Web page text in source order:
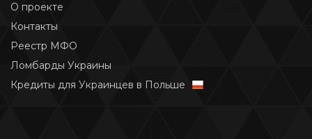
О проекте
Контакты
Реестр МФО
Ломбарды Украины
Кредиты для Украинцев в Польше